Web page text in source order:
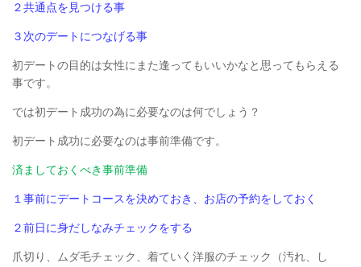
２共通点を見つける事
３次のデートにつなげる事
初デートの目的は女性にまた逢ってもいいかなと思ってもらえる
事です。
では初デート成功の為に必要なのは何でしょう？
初デート成功に必要なのは事前準備です。
済ましておくべき事前準備
１事前にデートコースを決めておき、お店の予約をしておく
２前日に身だしなみチェックをする
爪切り、ムダ毛チェック、着ていく洋服のチェック（汚れ、し